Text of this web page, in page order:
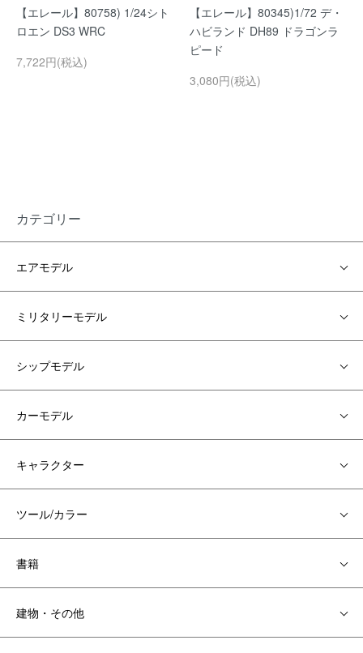
【エレール】80758) 1/24シト
ロエン DS3 WRC
7,722円(税込)
【エレール】80345)1/72 デ・
ハビランド DH89 ドラゴンラ
ピード
3,080円(税込)
カテゴリー
エアモデル
ミリタリーモデル
シップモデル
カーモデル
キャラクター
ツール/カラー
書籍
建物・その他